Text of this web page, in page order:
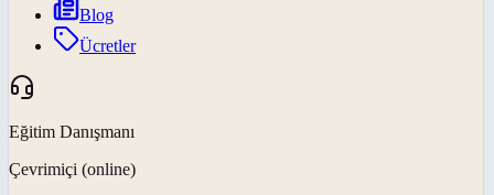
Blog
Ücretler
Eğitim Danışmanı
Çevrimiçi (online)